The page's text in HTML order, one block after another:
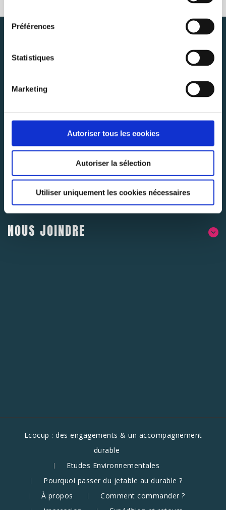
Préférences
Statistiques
Marketing
Autoriser tous les cookies
Autoriser la sélection
Utiliser uniquement les cookies nécessaires
Abonnez-vous pour rester au courant des dernières
À PROPOS DE NOUS
NOUS JOINDRE
Ecocup : des engagements & un accompagnement
durable
Etudes Environnementales
Pourquoi passer du jetable au durable ?
À propos
Comment commander ?